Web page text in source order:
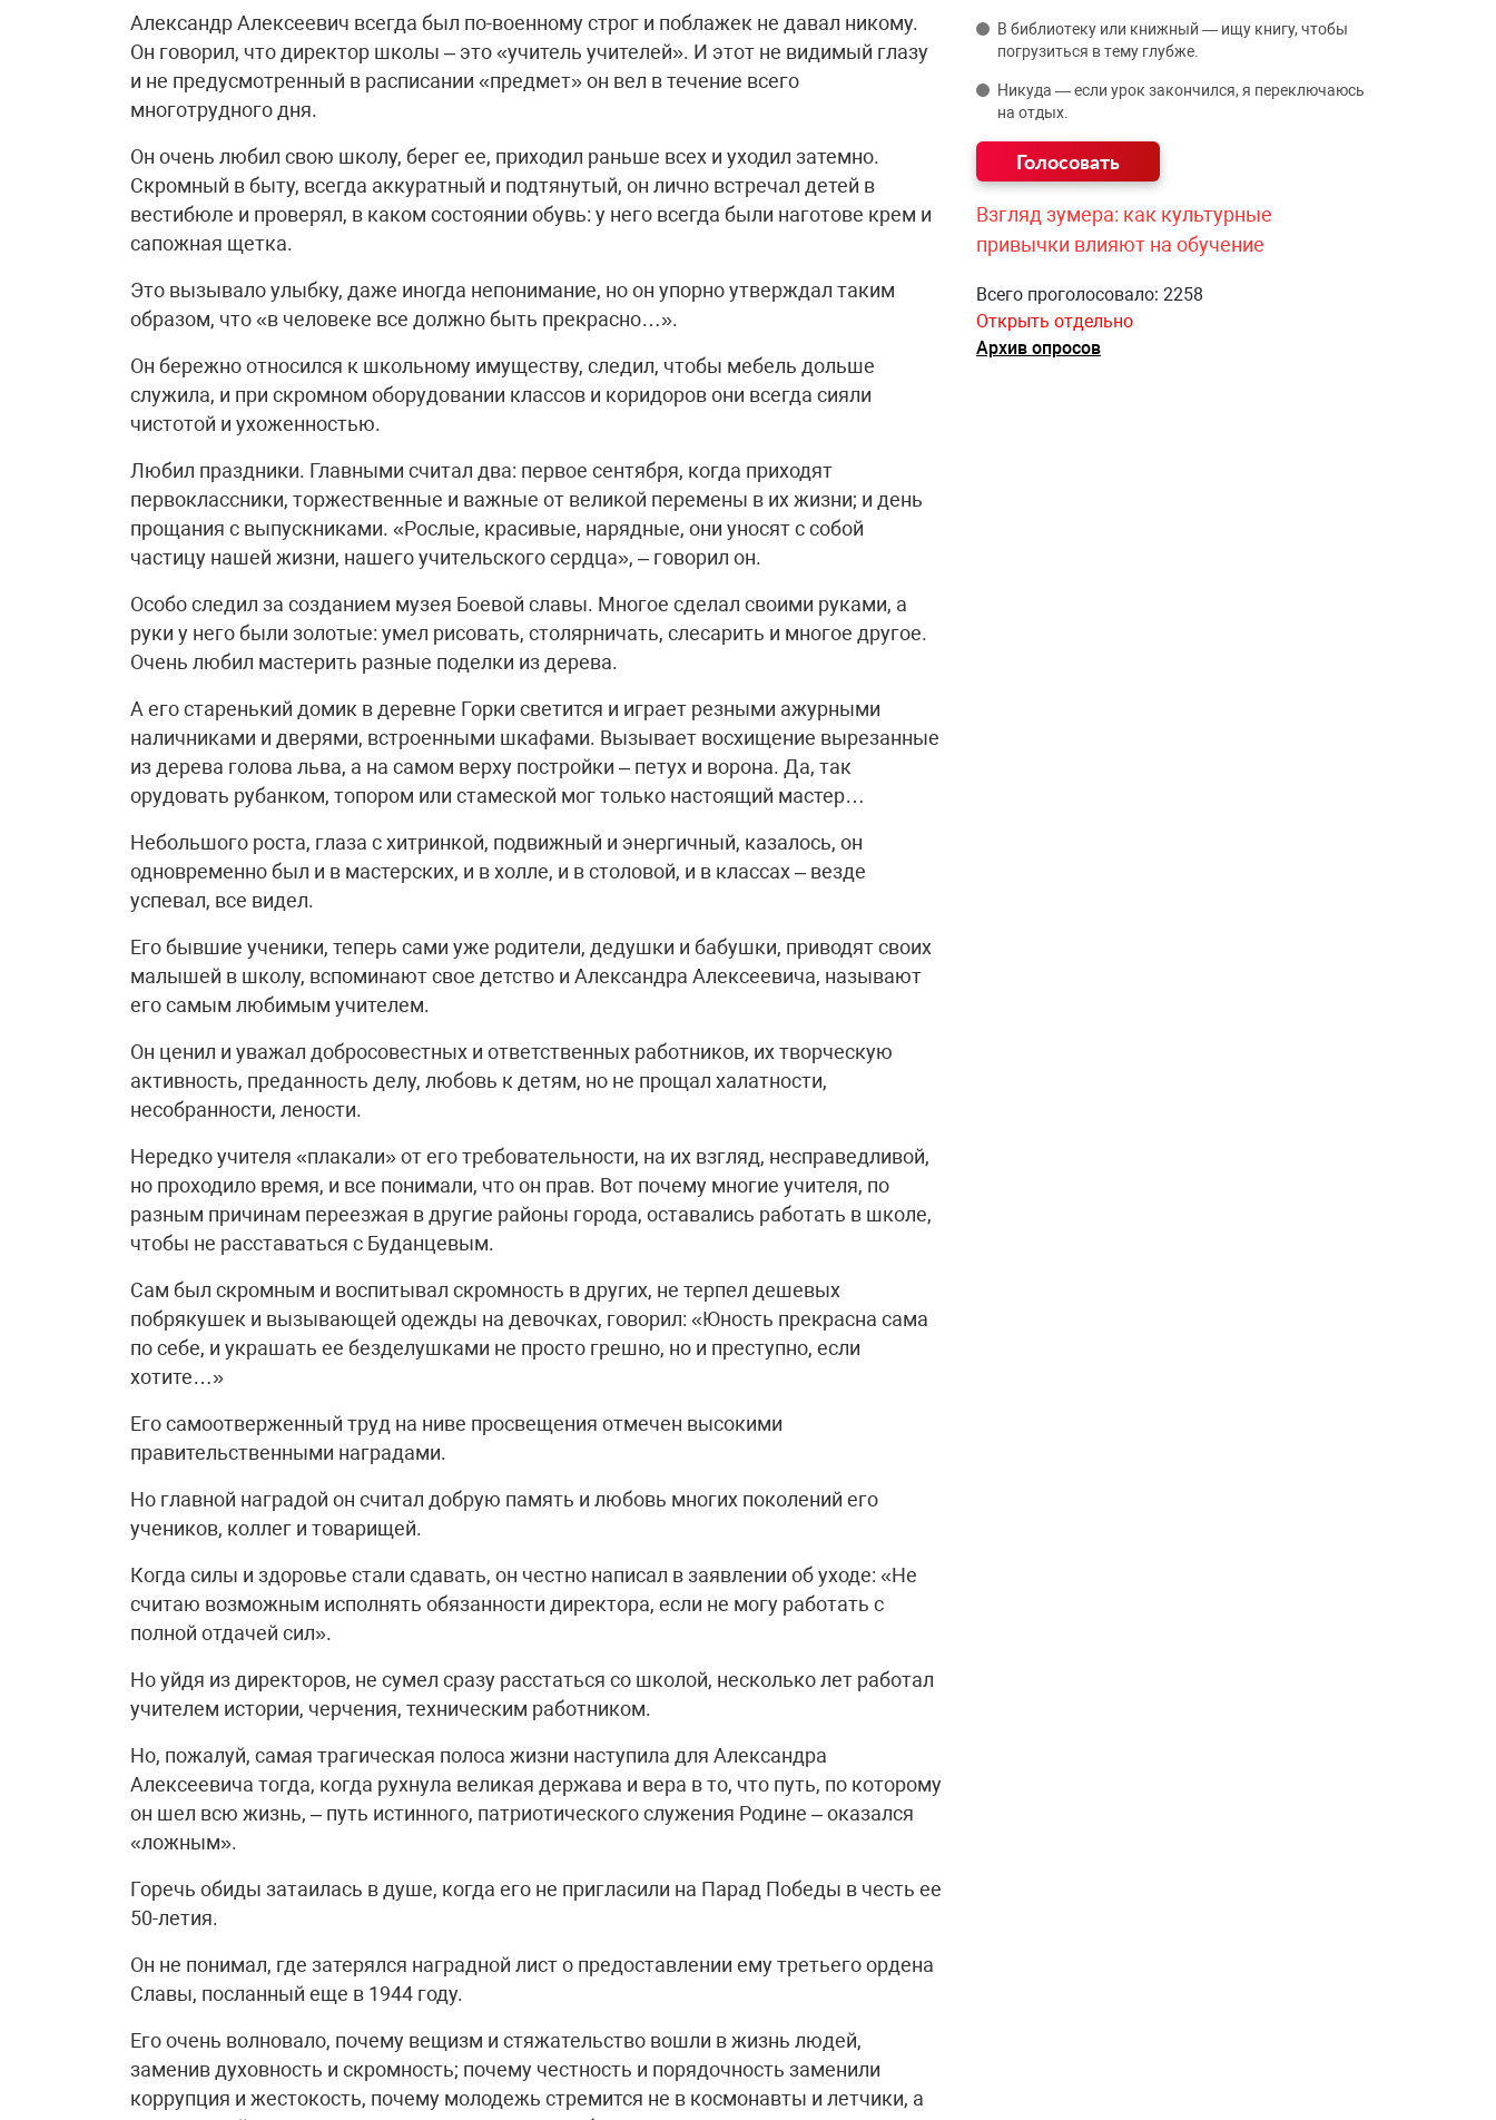
Александр Алексеевич всегда был по-военному строг и поблажек не давал никому.
Он говорил, что директор школы – это «учитель учителей». И этот не видимый глазу
и не предусмотренный в расписании «предмет» он вел в течение всего
многотрудного дня.
Он очень любил свою школу, берег ее, приходил раньше всех и уходил затемно.
Скромный в быту, всегда аккуратный и подтянутый, он лично встречал детей в
вестибюле и проверял, в каком состоянии обувь: у него всегда были наготове крем и
сапожная щетка.
Это вызывало улыбку, даже иногда непонимание, но он упорно утверждал таким
образом, что «в человеке все должно быть прекрасно…».
Он бережно относился к школьному имуществу, следил, чтобы мебель дольше
служила, и при скромном оборудовании классов и коридоров они всегда сияли
чистотой и ухоженностью.
Любил праздники. Главными считал два: первое сентября, когда приходят
первоклассники, торжественные и важные от великой перемены в их жизни; и день
прощания с выпускниками. «Рослые, красивые, нарядные, они уносят с собой
частицу нашей жизни, нашего учительского сердца», – говорил он.
Особо следил за созданием музея Боевой славы. Многое сделал своими руками, а
руки у него были золотые: умел рисовать, столярничать, слесарить и многое другое.
Очень любил мастерить разные поделки из дерева.
А его старенький домик в деревне Горки светится и играет резными ажурными
наличниками и дверями, встроенными шкафами. Вызывает восхищение вырезанные
из дерева голова льва, а на самом верху постройки – петух и ворона. Да, так
орудовать рубанком, топором или стамеской мог только настоящий мастер…
Небольшого роста, глаза с хитринкой, подвижный и энергичный, казалось, он
одновременно был и в мастерских, и в холле, и в столовой, и в классах – везде
успевал, все видел.
Его бывшие ученики, теперь сами уже родители, дедушки и бабушки, приводят своих
малышей в школу, вспоминают свое детство и Александра Алексеевича, называют
его самым любимым учителем.
Он ценил и уважал добросовестных и ответственных работников, их творческую
активность, преданность делу, любовь к детям, но не прощал халатности,
несобранности, лености.
Нередко учителя «плакали» от его требовательности, на их взгляд, несправедливой,
но проходило время, и все понимали, что он прав. Вот почему многие учителя, по
разным причинам переезжая в другие районы города, оставались работать в школе,
чтобы не расставаться с Буданцевым.
Сам был скромным и воспитывал скромность в других, не терпел дешевых
побрякушек и вызывающей одежды на девочках, говорил: «Юность прекрасна сама
по себе, и украшать ее безделушками не просто грешно, но и преступно, если
хотите…»
Его самоотверженный труд на ниве просвещения отмечен высокими
правительственными наградами.
Но главной наградой он считал добрую память и любовь многих поколений его
учеников, коллег и товарищей.
Когда силы и здоровье стали сдавать, он честно написал в заявлении об уходе: «Не
считаю возможным исполнять обязанности директора, если не могу работать с
полной отдачей сил».
Но уйдя из директоров, не сумел сразу расстаться со школой, несколько лет работал
учителем истории, черчения, техническим работником.
Но, пожалуй, самая трагическая полоса жизни наступила для Александра
Алексеевича тогда, когда рухнула великая держава и вера в то, что путь, по которому
он шел всю жизнь, – путь истинного, патриотического служения Родине – оказался
«ложным».
Горечь обиды затаилась в душе, когда его не пригласили на Парад Победы в честь ее
50-летия.
Он не понимал, где затерялся наградной лист о предоставлении ему третьего ордена
Славы, посланный еще в 1944 году.
Его очень волновало, почему вещизм и стяжательство вошли в жизнь людей,
заменив духовность и скромность; почему честность и порядочность заменили
коррупция и жестокость, почему молодежь стремится не в космонавты и летчики, а
В библиотеку или книжный — ищу книгу, чтобы
погрузиться в тему глубже.
Никуда — если урок закончился, я переключаюсь
на отдых.
Взгляд зумера: как культурные
привычки влияют на обучение
Всего проголосовало: 2258
Открыть отдельно
Архив опросов